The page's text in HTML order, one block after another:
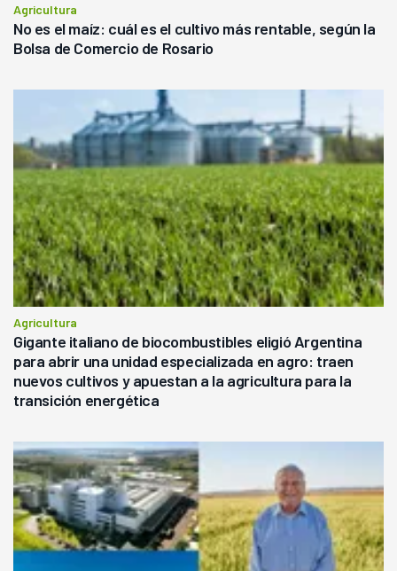
Agricultura
No es el maíz: cuál es el cultivo más rentable, según la
Bolsa de Comercio de Rosario
Agricultura
Gigante italiano de biocombustibles eligió Argentina
para abrir una unidad especializada en agro: traen
nuevos cultivos y apuestan a la agricultura para la
transición energética